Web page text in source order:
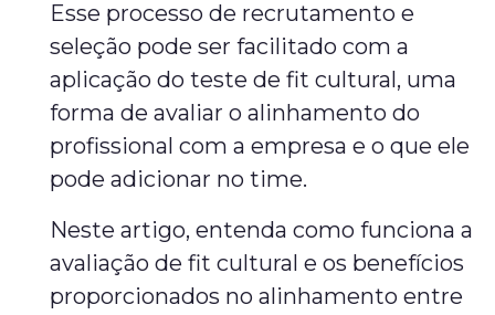
Esse processo de recrutamento e
seleção pode ser facilitado com a
aplicação do teste de fit cultural, uma
forma de avaliar o alinhamento do
profissional com a empresa e o que ele
pode adicionar no time.
Neste artigo, entenda como funciona a
avaliação de fit cultural e os benefícios
proporcionados no alinhamento entre